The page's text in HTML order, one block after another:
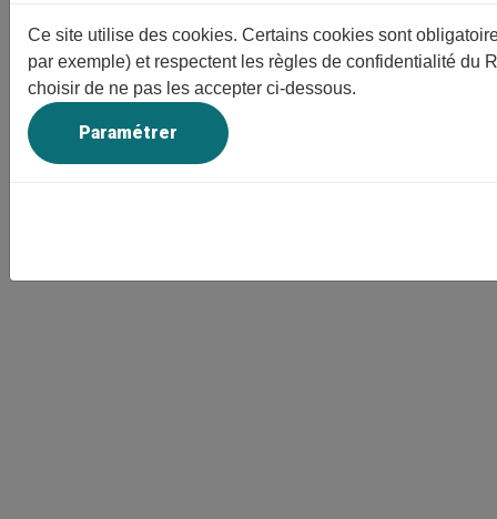
Ce site utilise des cookies. Certains cookies sont
par exemple) et respectent les règles de confidentialité du
choisir de ne pas les accepter ci-dessous.
Paramétrer